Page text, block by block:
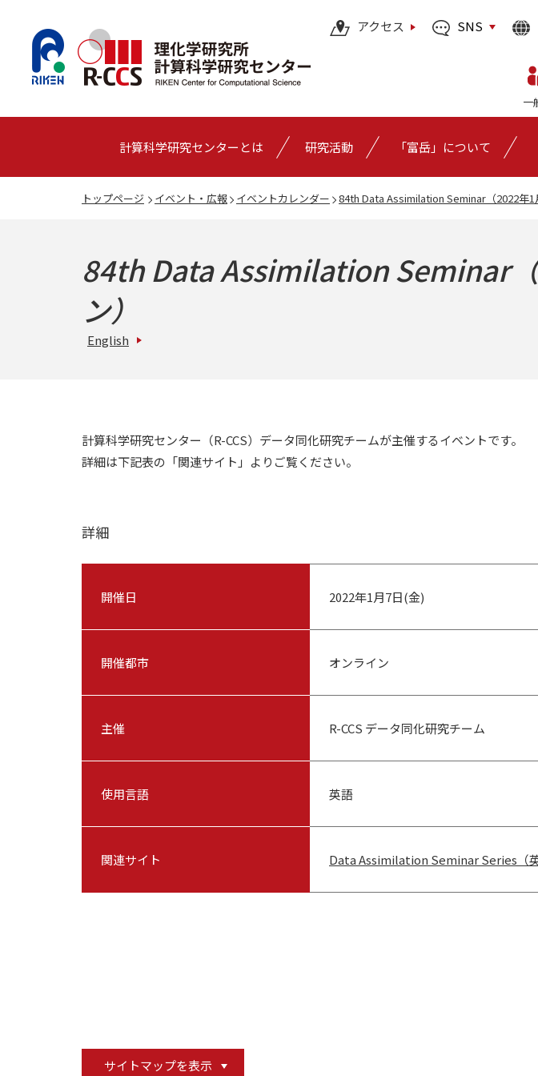
一
計算科学研究センターとは 研究活動 「富岳」について
アクセス SNS
トップページ イベント・広報 イベントカレンダー 84th Data Assimilation Seminar（2022年1
84th Data Assimilation Seminar
ン）
English
計算科学研究センター（R-CCS）データ同化研究チームが主催するイベントです。
詳細は下記表の「関連サイト」よりご覧ください。
詳細
開催日 2022年1月7日(金)
開催都市 オンライン
主催 R-CCS データ同化研究チーム
使用言語 英語
関連サイト Data Assimilation Seminar Series（
サイトマップを表示